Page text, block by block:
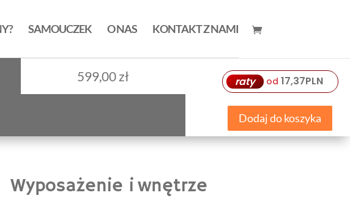
SAMOUCZEK O NAS KONTAKT Z NAMI
599,00 zł raty od 17,37PLN
Dodaj do koszyka
Wyposażenie i wnętrze